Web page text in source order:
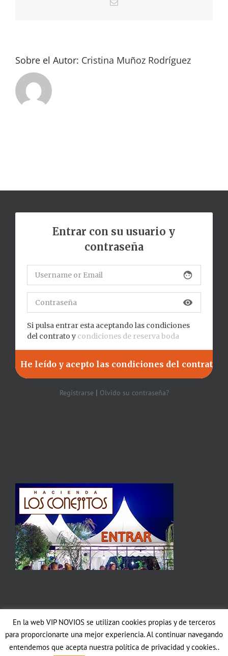
Correo
Sobre el Autor: Cristina Muñoz Rodríguez
Entrar con su usuario y
contraseña
face
visibility
Si pulsa entrar esta aceptando las condiciones
del contrato y condiciones de reserva boda
Registrarse| Olvido su contraseña?
Theme Fusion
En la web VIP NOVIOS se utilizan cookies propias y de terceros
para proporcionarte una mejor experiencia. Al continuar navegando
entendemos que acepta nuestra política de privacidad y cookies..